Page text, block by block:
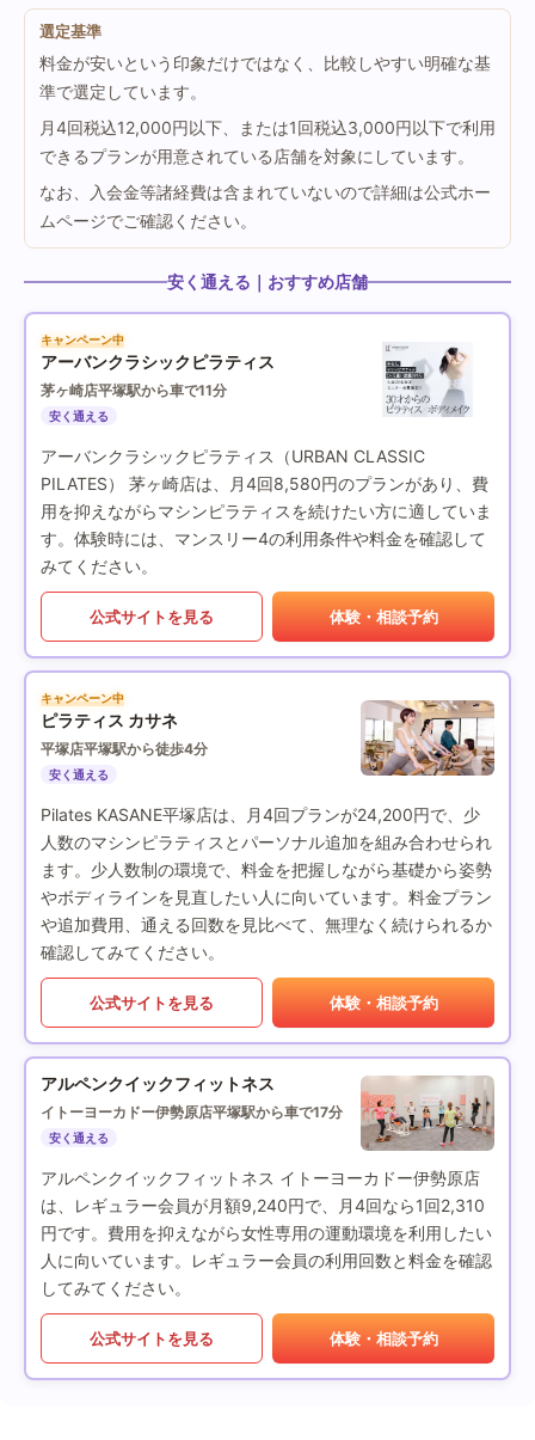
選定基準
料金が安いという印象だけではなく、比較しやすい明確な基
準で選定しています。
月4回税込12,000円以下、または1回税込3,000円以下で利用
できるプランが用意されている店舗を対象にしています。
なお、入会金等諸経費は含まれていないので詳細は公式ホー
ムページでご確認ください。
安く通える｜おすすめ店舗
キャンペーン中
アーバンクラシックピラティス
茅ヶ崎店平塚駅から車で11分
安く通える
アーバンクラシックピラティス（URBAN CLASSIC
PILATES） 茅ヶ崎店は、月4回8,580円のプランがあり、費
用を抑えながらマシンピラティスを続けたい方に適していま
す。体験時には、マンスリー4の利用条件や料金を確認して
みてください。
公式サイトを見る 体験・相談予約
キャンペーン中
ピラティス カサネ
平塚店平塚駅から徒歩4分
安く通える
Pilates KASANE平塚店は、月4回プランが24,200円で、少
人数のマシンピラティスとパーソナル追加を組み合わせられ
ます。少人数制の環境で、料金を把握しながら基礎から姿勢
やボディラインを見直したい人に向いています。料金プラン
や追加費用、通える回数を見比べて、無理なく続けられるか
確認してみてください。
公式サイトを見る 体験・相談予約
アルペンクイックフィットネス
イトーヨーカドー伊勢原店平塚駅から車で17分
安く通える
アルペンクイックフィットネス イトーヨーカドー伊勢原店
は、レギュラー会員が月額9,240円で、月4回なら1回2,310
円です。費用を抑えながら女性専用の運動環境を利用したい
人に向いています。レギュラー会員の利用回数と料金を確認
してみてください。
公式サイトを見る 体験・相談予約